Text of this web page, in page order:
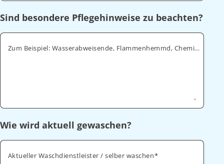
Sind besondere Pflegehinweise zu beachten?
Zum Beispiel: Wasserabweisende, Flammenhemmd, Chemikalienabweisende
Wie wird aktuell gewaschen?
Aktueller Waschdienstleister / selber waschen